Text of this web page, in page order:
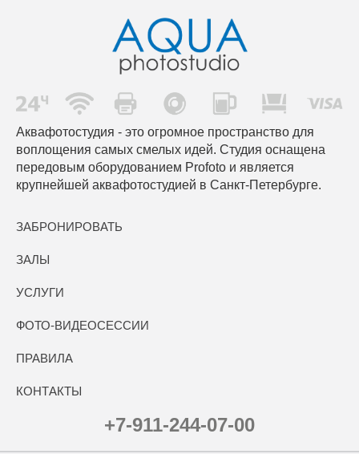
Аквафотостудия - это огромное пространство для
воплощения самых смелых идей. Студия оснащена
передовым оборудованием Profoto и является
крупнейшей аквафотостудией в Санкт-Петербурге.
ЗАБРОНИРОВАТЬ
ЗАЛЫ
УСЛУГИ
ФОТО-ВИДЕОСЕССИИ
ПРАВИЛА
КОНТАКТЫ
+7-911-244-07-00